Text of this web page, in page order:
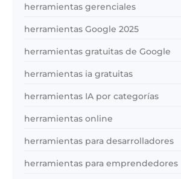
herramientas gerenciales
herramientas Google 2025
herramientas gratuitas de Google
herramientas ia gratuitas
herramientas IA por categorías
herramientas online
herramientas para desarrolladores
herramientas para emprendedores